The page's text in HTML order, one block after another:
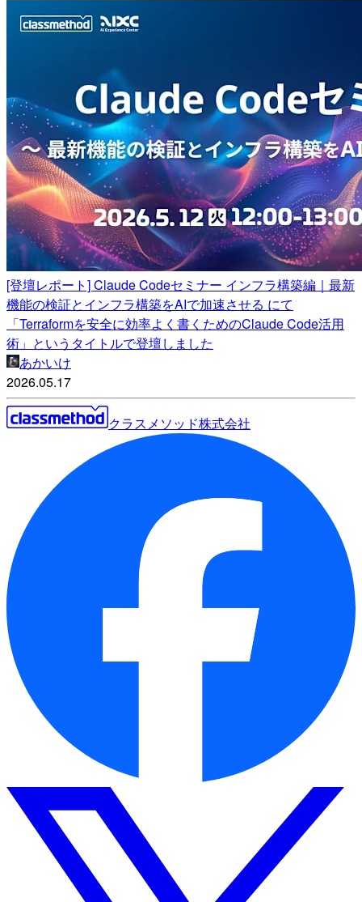
[登壇レポート] Claude Codeセミナー インフラ構築編｜最新
機能の検証とインフラ構築をAIで加速させる にて
「Terraformを安全に効率よく書くためのClaude Code活用
術」というタイトルで登壇しました
あかいけ
2026.05.17
クラスメソッド株式会社